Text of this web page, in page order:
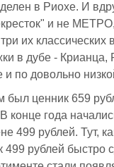
в Риохе. И
и не
их
в дубе - Крианца,
по довольно
был ценник 659
конце года
499 рублей. Тут,
499 рублей быстро